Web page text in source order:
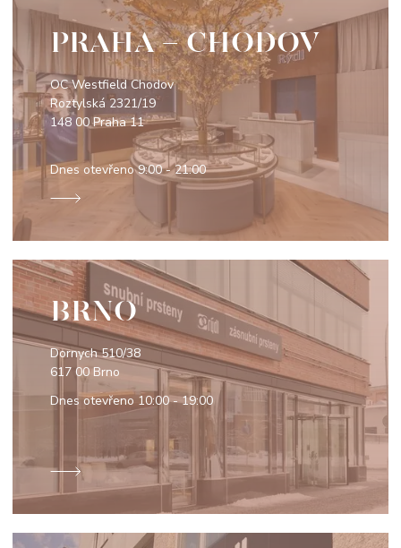
PRAHA - CHODOV
OC Westfield Chodov
Roztylská 2321/19
148 00 Praha 11
Dnes otevřeno9:00 - 21:00
BRNO
Dornych 510/38
617 00 Brno
Dnes otevřeno 10:00 - 19:00